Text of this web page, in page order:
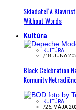
Skladateľ A
Without Words
Kultúra
KULTÚRA
/18. JÚNA
Black Celebration
Komunity
KULTÚRA
/26. MÁJA